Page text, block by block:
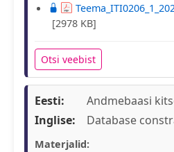
[2978 KB]
Otsi veebist
Eesti:
Andmebaasi
Inglise:
Database
Materjalid: